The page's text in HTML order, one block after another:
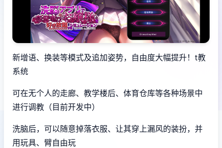
新增语、换装等模式及追加姿势，自由度大幅提升！t教
系统
可在无个人的走廊、教学楼后、体育仓库等各种场景中
进行调教（目前开发中）
洗脑后，可以随意掉落衣服、让其穿上漏风的装扮，并
用玩具、臂自由玩